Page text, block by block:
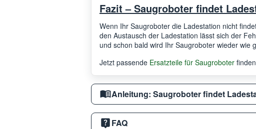
Fazit – Saugroboter findet
Wenn Ihr Saugroboter die Ladestation nicht
den Austausch der Ladestation lässt sich der
und schon bald wird Ihr Saugroboter wieder wie
Jetzt passende Ersatzteile für Saugroboter
Anleitung: Saugroboter findet
FAQ